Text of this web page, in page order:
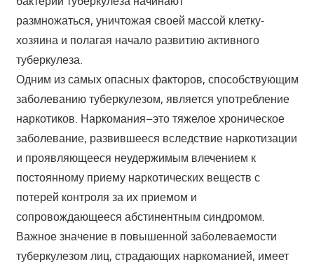
размножаться, уничтожая своей массой клетку-
хозяина и полагая начало развитию активного
туберкулеза.
Одним из самых опасных факторов, способствующим
заболеванию туберкулезом, является употребление
наркотиков. Наркомания–это тяжелое хроническое
заболевание, развившееся вследствие наркотизации
и проявляющееся неудержимым влечением к
постоянному приему наркотических веществ с
потерей контроля за их приемом и
сопровождающееся абстинентным синдромом.
Важное значение в повышенной заболеваемости
туберкулезом лиц, страдающих наркоманией, имеет